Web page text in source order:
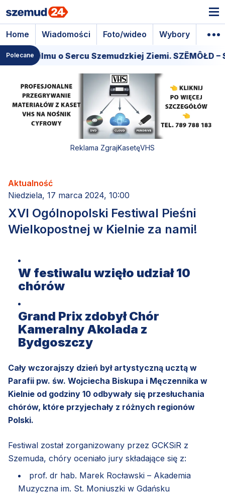
Home Wiadomości Foto/wideo Wybory
Polecane
filmu o Sercu Szemudzkiej Ziemi. SZËMÔŁD –
Reklama ZgrajKasetęVHS
Aktualność
Niedziela, 17 marca 2024, 10:00
XVI Ogólnopolski Festiwal Pieśni
Wielkopostnej w Kielnie za nami!
W festiwalu wzięło udział 10
chórów
Grand Prix zdobył Chór
Kameralny Akolada z
Bydgoszczy
Cały wczorajszy dzień był artystyczną ucztą w
Parafii pw. św. Wojciecha Biskupa i Męczennika w
Kielnie od godziny 10 odbywały się przesłuchania
chórów, które przyjechały z różnych regionów
Polski.
Festiwal został zorganizowany przez GCKSiR z
Szemuda, chóry oceniało jury składające się z:
prof. dr hab. Marek Rocławski – Akademia
Muzyczna im. St. Moniuszki w Gdańsku